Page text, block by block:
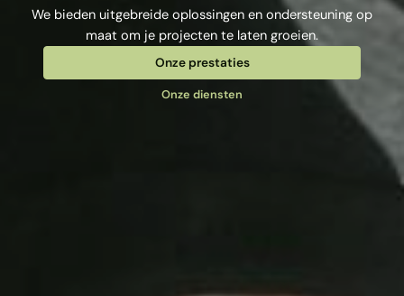
We bieden uitgebreide oplossingen en ondersteuning op
maat om je projecten te laten groeien.
Onze prestaties
Onze diensten